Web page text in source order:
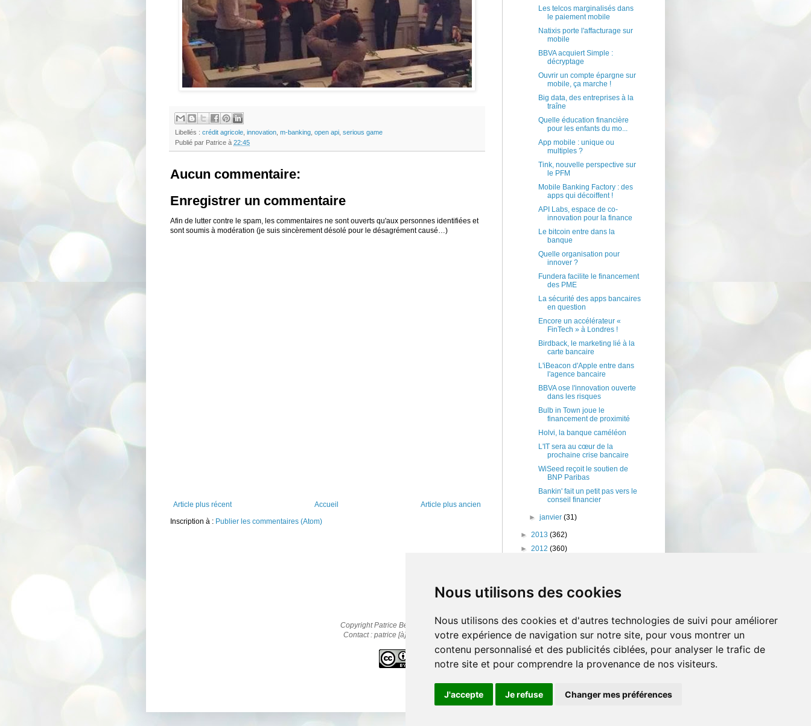
Nous utilisons des cookies
Nous utilisons des cookies et d'autres technologies de suivi pour améliorer
votre expérience de navigation sur notre site, pour vous montrer un
contenu personnalisé et des publicités ciblées, pour analyser le trafic de
notre site et pour comprendre la provenance de nos visiteurs.
J'accepte Je refuse Changer mes préférences
Libellés : crédit agricole, innovation, m-banking, open api, serious game
Publié par Patrice à 22:45
Aucun commentaire:
Enregistrer un commentaire
Afin de lutter contre le spam, les commentaires ne sont ouverts qu'aux personnes identifiées et
sont soumis à modération (je suis sincèrement désolé pour le désagrément causé…)
Article plus récent Article plus ancien
Accueil
Inscription à : Publier les commentaires (Atom)
Les telcos marginalisés dans
le paiement mobile
Natixis porte l'affacturage sur
mobile
BBVA acquiert Simple :
décryptage
Ouvrir un compte épargne sur
mobile, ça marche !
Big data, des entreprises à la
traîne
Quelle éducation financière
pour les enfants du mo...
App mobile : unique ou
multiples ?
Tink, nouvelle perspective sur
le PFM
Mobile Banking Factory : des
apps qui décoiffent !
API Labs, espace de co-
innovation pour la finance
Le bitcoin entre dans la
banque
Quelle organisation pour
innover ?
Fundera facilite le financement
des PME
La sécurité des apps bancaires
en question
Encore un accélérateur «
FinTech » à Londres !
Birdback, le marketing lié à la
carte bancaire
L'iBeacon d'Apple entre dans
l'agence bancaire
BBVA ose l'innovation ouverte
dans les risques
Bulb in Town joue le
financement de proximité
Holvi, la banque caméléon
L'IT sera au cœur de la
prochaine crise bancaire
WiSeed reçoit le soutien de
BNP Paribas
Bankin' fait un petit pas vers le
conseil financier
►janvier(31)
► 2013 (362)
► 2012 (360)
Copyright Patrice Bernard © 2010-2025
Contact : patrice [à] cestpasmonidee.fr